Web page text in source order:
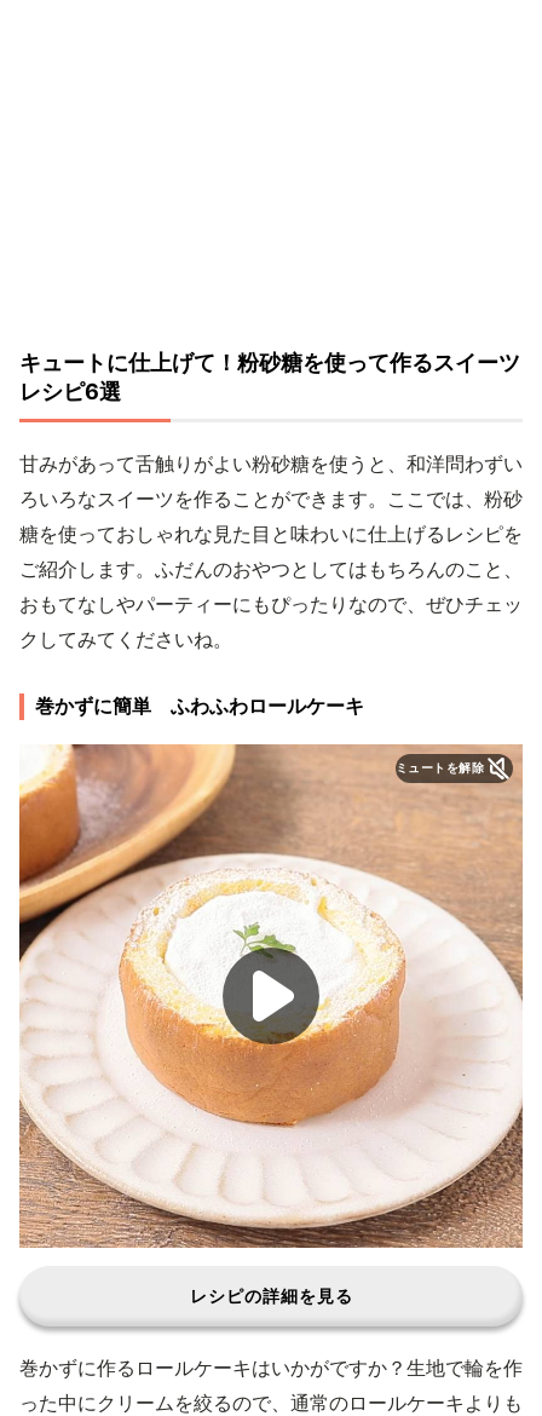
キュートに仕上げて！粉砂糖を使って作るスイーツ
レシピ6選
甘みがあって舌触りがよい粉砂糖を使うと、和洋問わずい
ろいろなスイーツを作ることができます。ここでは、粉砂
糖を使っておしゃれな見た目と味わいに仕上げるレシピを
ご紹介します。ふだんのおやつとしてはもちろんのこと、
おもてなしやパーティーにもぴったりなので、ぜひチェッ
クしてみてくださいね。
巻かずに簡単 ふわふわロールケーキ
ミュートを解除
レシピの詳細を見る
巻かずに作るロールケーキはいかがですか？生地で輪を作
った中にクリームを絞るので、通常のロールケーキよりも